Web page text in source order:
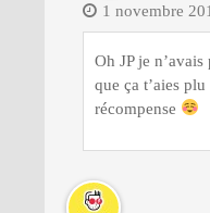
1 novembre
Oh JP je
que ça t’aies
récompense